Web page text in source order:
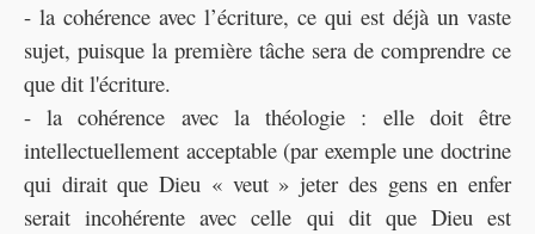
- la cohérence avec l’écriture, ce qui est déjà un vaste
sujet, puisque la première tâche sera de comprendre ce
que dit l'écriture.
- la cohérence avec la théologie : elle doit être
intellectuellement acceptable (par exemple une doctrine
qui dirait que Dieu « veut » jeter des gens en enfer
serait incohérente avec celle qui dit que Dieu est